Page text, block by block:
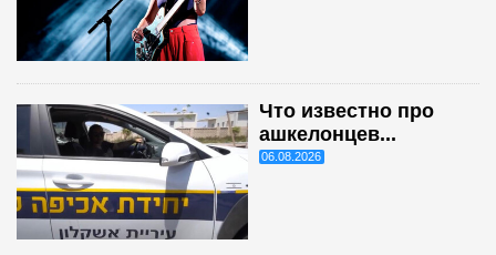
Что известно про
ашкелонцев...
06.08.2026